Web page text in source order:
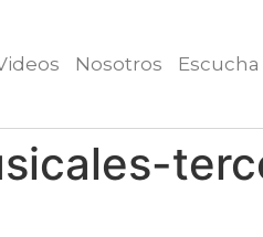
Nosotros Escucha